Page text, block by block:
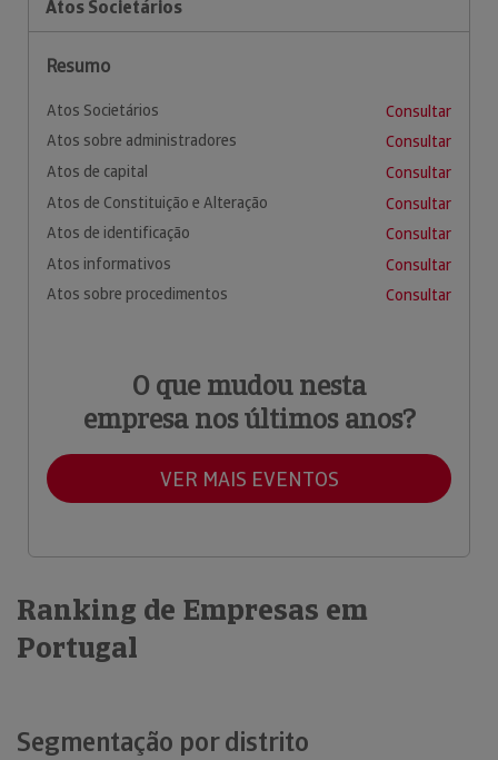
Atos Societários
Resumo
Atos Societários
Consultar
Atos sobre administradores
Consultar
Atos de capital
Consultar
Atos de Constituição e Alteração
Consultar
Atos de identificação
Consultar
Atos informativos
Consultar
Atos sobre procedimentos
Consultar
O que mudou nesta
empresa nos últimos anos?
VER MAIS EVENTOS
Ranking de Empresas em
Portugal
Segmentação por distrito